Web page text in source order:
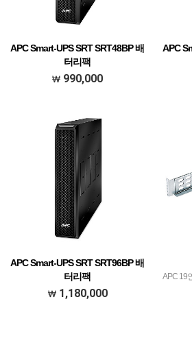
APC Smart-UPS SRT SRT48BP 배
터리팩
APC Smart-UPS SRT 48V 1kVA Battery
990,000
APC
APC
APC Smart-UPS SRT SRT96BP 배
터리팩
APC Smart-UPS SRT 96V 3kVA Battery
1,180,000
APC 19